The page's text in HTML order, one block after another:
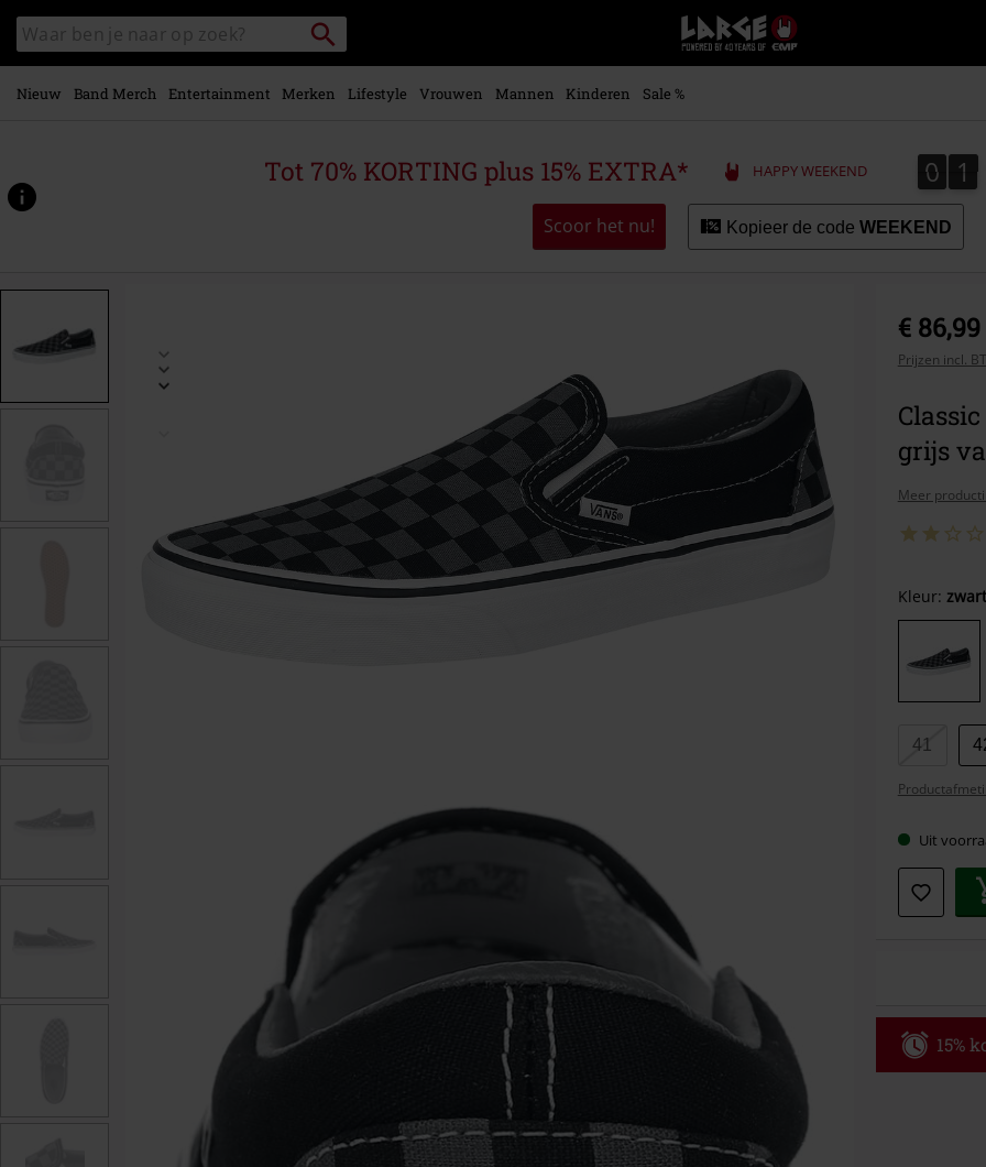
naar
hoofdinhoud
Zoek
in
catalogus
Packstation
zoeken
Large
–
Muziek-,
+
kleding
Nieuw Band Merch Entertainment Merken Lifestyle Vrouwen Mannen Kinderen Sale %
Tot 70% KORTING plus 15% EXTRA* HAPPY WEEKEND 0
0 1
1
Scoor het nu! Kopieer de code WEEKEND
www.large.be/p/classic-
363189.html
€ 86,99
Prijzen incl.
grijs
Meer
Kies
je
maat
Kleur:
41
Uit
15%